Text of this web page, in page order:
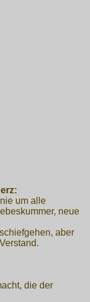
um alle
neue
aber
die der